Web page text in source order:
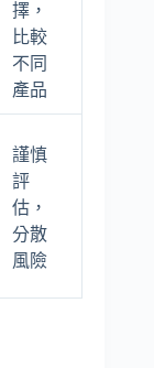
擇，
比較
不同
產品
謹慎
評
估，
分散
風險